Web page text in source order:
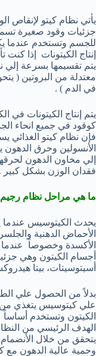
يأتي نظام كيتو لإنقاص
جزئيات وقود صغيرة
للجسم وتستخدم عندما
إنتاج الكيتونات إذا
يتم تقسيمها بسرعة
معتدلة من البروتين (
في الدم ) .
يتم إنتاج الكيتونات في
كوقود في جميع انحاء
فإن نظام كيتو
الأنسولين وحرق
إلي مخاون الدهون
فقدان الوزن بشكل كبير .
ما هي مراحل نظام رجيم
يحدث الكيتوسيس عندما
الأحماض الدهنية
الأكسدة وخصوصاً عندما
أجسام الكيتون وهي
أسيتوسيتات، بيتا
بدلاً من الحصول علي
علي كيتوسيس يتغذي من
الكيتون وتستخدم
الهدف الرئيسي من
يتحقق من خلال
وحمية عالية الدهون مع